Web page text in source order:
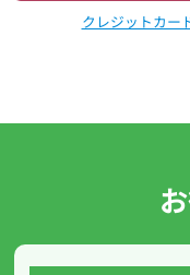
クレジットカー